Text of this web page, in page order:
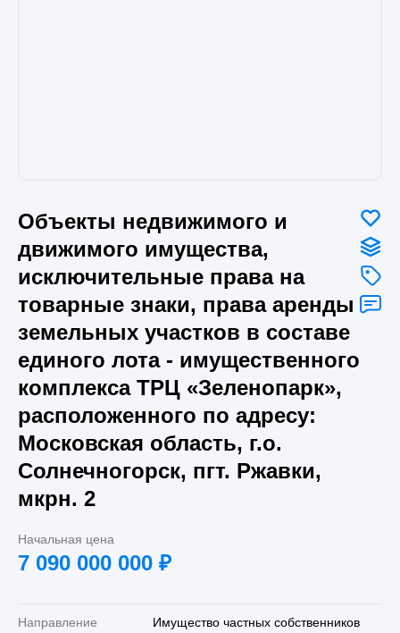
Объекты недвижимого и
движимого имущества,
исключительные права на
товарные знаки, права аренды
земельных участков в составе
единого лота - имущественного
комплекса ТРЦ «Зеленопарк»,
расположенного по адресу:
Московская область, г.о.
Солнечногорск, пгт. Ржавки,
мкрн. 2
Начальная цена
7 090 000 000 ₽
Направление
Имущество частных собственников